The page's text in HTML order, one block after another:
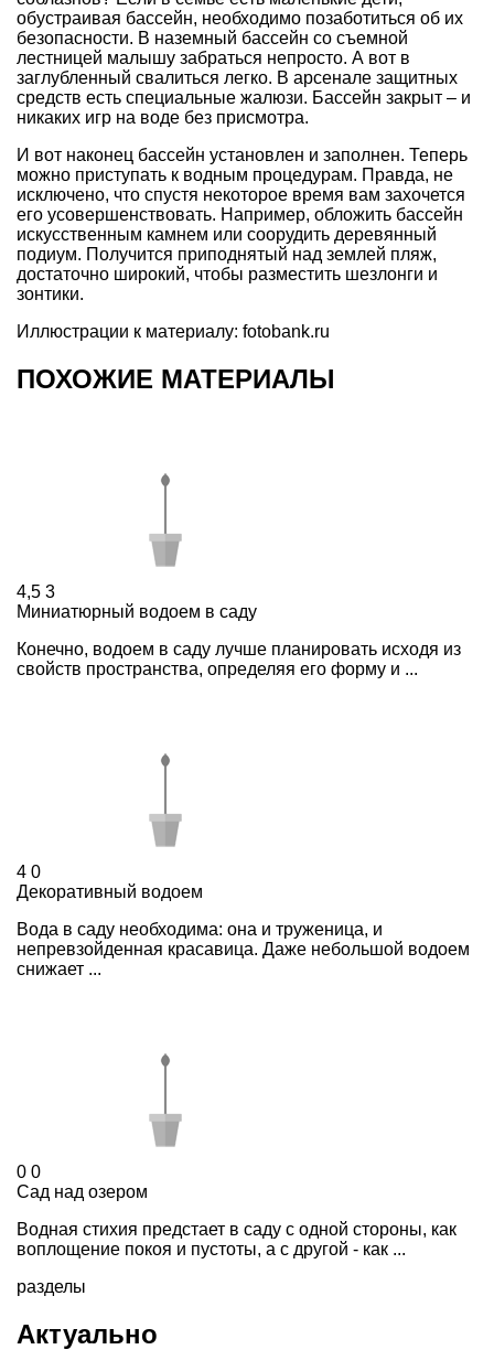
обустраивая бассейн, необходимо позаботиться об их
безопасности. В наземный бассейн со съемной
лестницей малышу забраться непросто. А вот в
заглубленный свалиться легко. В арсенале защитных
средств есть специальные жалюзи. Бассейн закрыт – и
никаких игр на воде без присмотра.
И вот наконец бассейн установлен и заполнен. Теперь
можно приступать к водным процедурам. Правда, не
исключено, что спустя некоторое время вам захочется
его усовершенствовать. Например, обложить бассейн
искусственным камнем или соорудить деревянный
подиум. Получится приподнятый над землей пляж,
достаточно широкий, чтобы разместить шезлонги и
зонтики.
Иллюстрации к материалу: fotobank.ru
ПОХОЖИЕ МАТЕРИАЛЫ
4,5 3
Миниатюрный водоем в саду
Конечно, водоем в саду лучше планировать исходя из
свойств пространства, определяя его форму и ...
4 0
Декоративный водоем
Вода в саду необходима: она и труженица, и
непревзойденная красавица. Даже небольшой водоем
снижает ...
0 0
Сад над озером
Водная стихия предстает в саду с одной стороны, как
воплощение покоя и пустоты, а с другой - как ...
разделы
Актуально